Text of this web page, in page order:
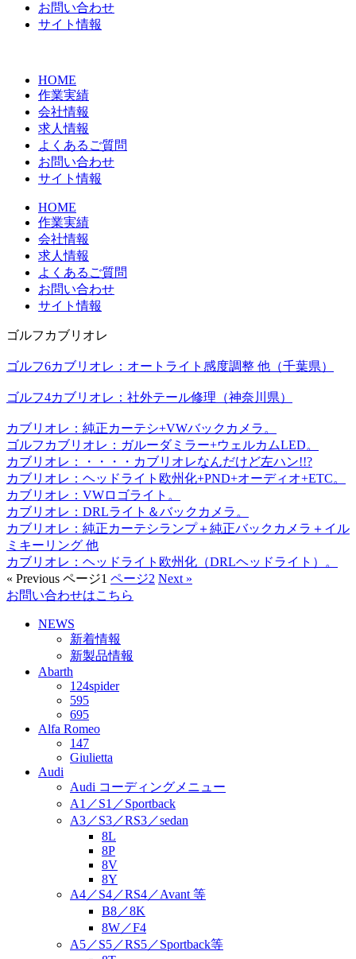
お問い合わせ
サイト情報
HOME
作業実績
会社情報
求人情報
よくあるご質問
お問い合わせ
サイト情報
HOME
作業実績
会社情報
求人情報
よくあるご質問
お問い合わせ
サイト情報
ゴルフカブリオレ
ゴルフ6カブリオレ：オートライト感度調整 他（千葉県）
ゴルフ4カブリオレ：社外テール修理（神奈川県）
カブリオレ：純正カーテシ+VWバックカメラ。
ゴルフカブリオレ：ガルーダミラー+ウェルカムLED。
カブリオレ：・・・・カブリオレなんだけど左ハン!!?
カブリオレ：ヘッドライト欧州化+PND+オーディオ+ETC。
カブリオレ：VWロゴライト。
カブリオレ：DRLライト＆バックカメラ。
カブリオレ：純正カーテシランプ＋純正バックカメラ＋イル
ミキーリング 他
カブリオレ：ヘッドライト欧州化（DRLヘッドライト）。
« Previous ページ1 ページ2 Next »
お問い合わせはこちら
NEWS
新着情報
新製品情報
Abarth
124spider
595
695
Alfa Romeo
147
Giulietta
Audi
Audi コーディングメニュー
A1／S1／Sportback
A3／S3／RS3／sedan
8L
8P
8V
8Y
A4／S4／RS4／Avant 等
B8／8K
8W／F4
A5／S5／RS5／Sportback等